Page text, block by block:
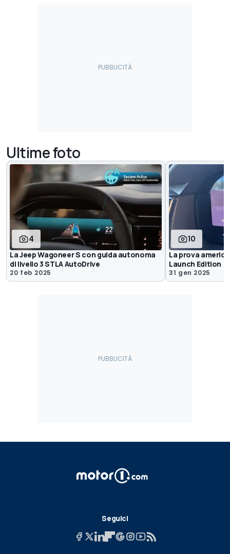
Ultime foto
4
La Jeep Wagoneer S con guida autonoma
di livello 3 STLA AutoDrive
20 feb 2025
10
La prova
Launch Edition
31 gen 2025
Seguici